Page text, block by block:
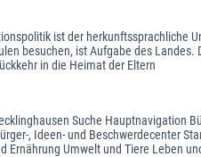
ist der herkunftssprachliche
besuchen, ist Aufgabe des Landes.
in die Heimat der Eltern
Suche Hauptnavigation
, Ideen- und Beschwerdecenter
Ernährung Umwelt und Tiere Leben